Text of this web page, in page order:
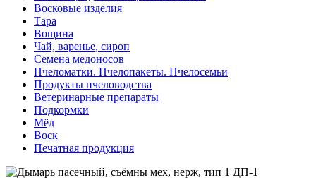
Восковые изделия
Тара
Вощина
Чай, варенье, сироп
Семена медоносов
Пчеломатки. Пчелопакеты. Пчелосемьи
Продукты пчеловодства
Ветеринарные препараты
Подкормки
Мёд
Воск
Печатная продукция